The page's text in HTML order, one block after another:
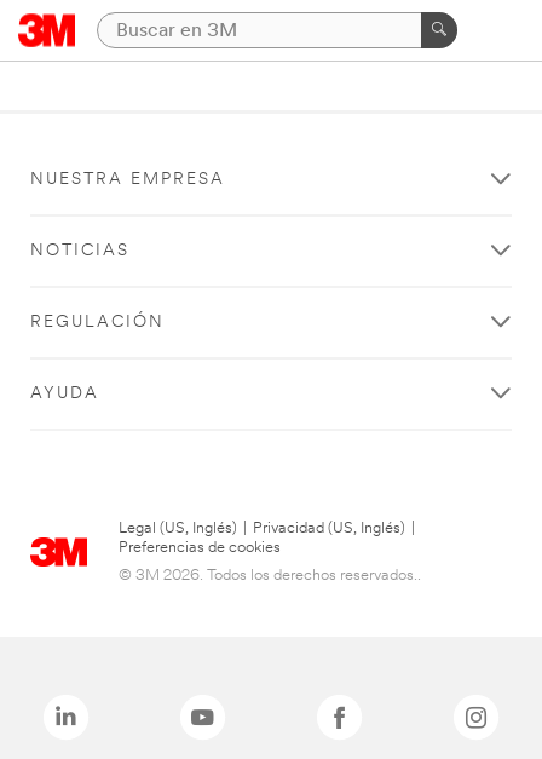
NUESTRA EMPRESA
NOTICIAS
REGULACIÓN
AYUDA
Legal (US, Inglés) Privacidad (US, Inglés)
Preferencias de cookies
© 3M 2026. Todos los derechos reservados..